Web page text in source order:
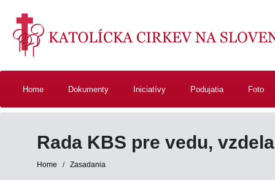
Home Dokumenty Iniciatívy Podujatia Foto
Rada KBS pre vedu,
Home / Zasadania